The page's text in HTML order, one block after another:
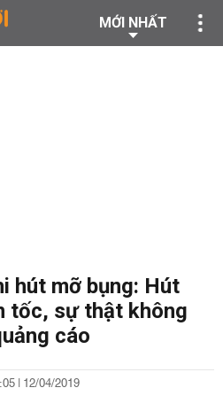
MỚI NHẤT
hút mỡ bụng: Hút
tốc, sự thật không
cáo
| 12/04/2019